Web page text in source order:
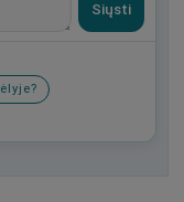
Siųsti